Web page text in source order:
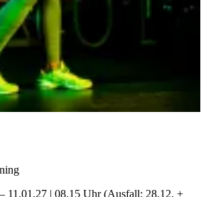
11.01.27 | 08.15 Uhr (Ausfall: 28.12. +